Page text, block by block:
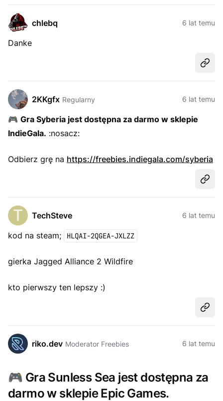
chlebq 6 lat temu
Danke
2KKgfx Regularny 6 lat temu
🎮 Gra Syberia jest dostępna za darmo w sklepie
IndieGala. :nosacz:
Odbierz grę na https://freebies.indiegala.com/syberia
TechSteve 6 lat temu
kod na steam; HLQAI-2QGEA-JXLZZ
gierka Jagged Alliance 2 Wildfire
kto pierwszy ten lepszy :)
riko.dev Moderator Freebies 6 lat temu
🎮 Gra Sunless Sea jest dostępna za
darmo w sklepie Epic Games.